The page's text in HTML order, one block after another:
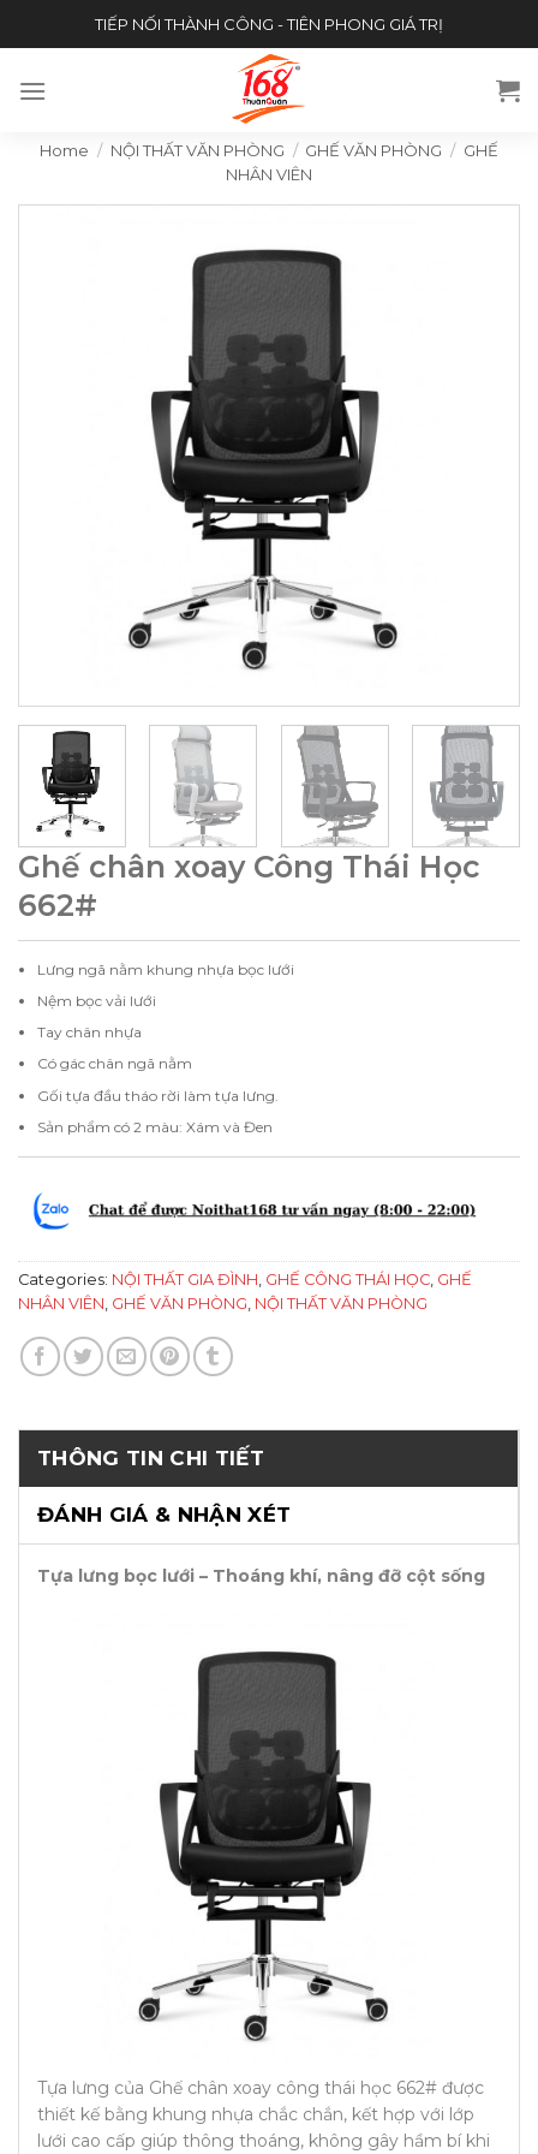
to
TIẾP NỐI THÀNH CÔNG - TIÊN PHONG GIÁ TRỊ
Home / NỘI THẤT VĂN PHÒNG / GHẾ VĂN PHÒNG / GHẾ
NHÂN VIÊN
Ghế chân xoay Công Thái Học
662#
Lưng ngã nằm khung nhựa bọc lưới
Nệm bọc vải lưới
Tay chân nhựa
Có gác chân ngã nằm
Gối tựa đầu tháo rời làm tựa lưng.
Sản phẩm có 2 màu: Xám và Đen
Categories: NỘI THẤT GIA ĐÌNH GHẾ CÔNG THÁI HỌC GHẾ
NHÂN VIÊN GHẾ VĂN PHÒNG NỘI THẤT VĂN PHÒNG
THÔNG TIN CHI TIẾT
ĐÁNH GIÁ & NHẬN XÉT
Tựa lưng bọc lưới – Thoáng khí, nâng đỡ cột sống
Tựa lưng của Ghế chân xoay công thái học 662# được
thiết kế bằng khung nhựa chắc chắn, kết hợp với lớp
lưới cao cấp giúp thông thoáng, không gây hầm bí khi